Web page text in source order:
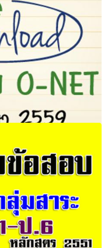
รศึกษา 2559 พร้อมเฉลย